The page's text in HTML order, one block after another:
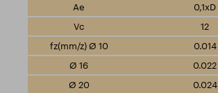
0,1xD
12
0.014
0.022
0.024